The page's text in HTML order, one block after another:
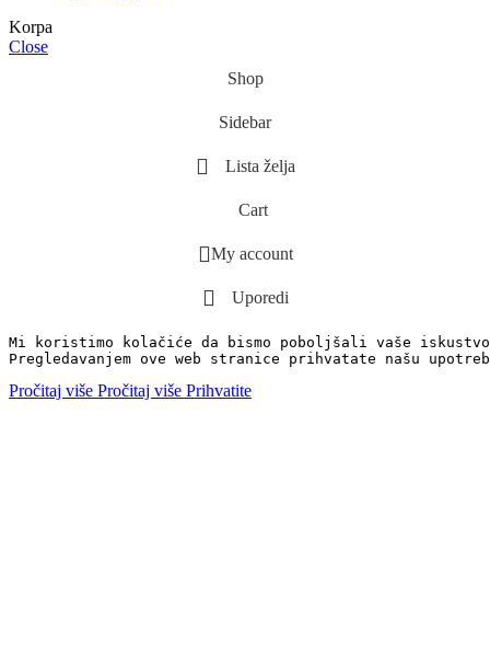
Korpa
Close
Shop
Sidebar
Lista želja
Cart
My account
Uporedi
Mi koristimo kolačiće da bismo poboljšali vaše
Pregledavanjem ove web stranice prihvatate našu
Pročitaj više Pročitaj više Prihvatite